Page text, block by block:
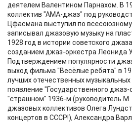
деятелем Валентином Парнахом. В
коллектив "АМА-джаз" под
Цфасмана выступил по
записывал джазовую музыку на
1928 год в истории советского
созданием джаз-оркестра Леонида
Подтверждением популярности
выход фильма "Весёлые ребята" в
лучших отечественных музыкальных
появление "Государственного
"страшном" 1936-м (руководитель М.
джазовых коллективов Олега
концертов в СССР!), Александра